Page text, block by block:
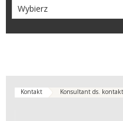
Kontakt Konsultant ds.